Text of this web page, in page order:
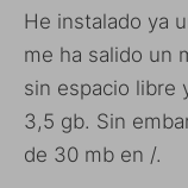
He instalado ya
me ha salido un
sin espacio libre
3,5 gb. Sin
de 30 mb en /.